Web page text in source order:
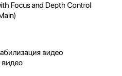
Focus and Depth Control
видео